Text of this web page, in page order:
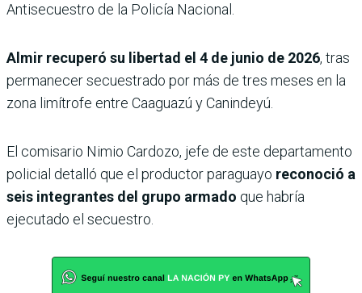
Antisecuestro de la Policía Nacional.
Almir recuperó su libertad el 4 de junio de 2026, tras
permanecer secuestrado por más de tres meses en la
zona limítrofe entre Caaguazú y Canindeyú.
El comisario Nimio Cardozo, jefe de este departamento
policial detalló que el productor paraguayo reconoció a
seis integrantes del grupo armado que habría
ejecutado el secuestro.